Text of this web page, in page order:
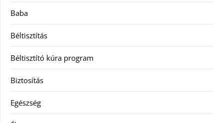
Baba
Béltisztítás
Béltisztító kúra program
Biztosítás
Egészség